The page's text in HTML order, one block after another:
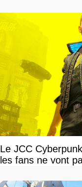
Le JCC
les fans ne vont